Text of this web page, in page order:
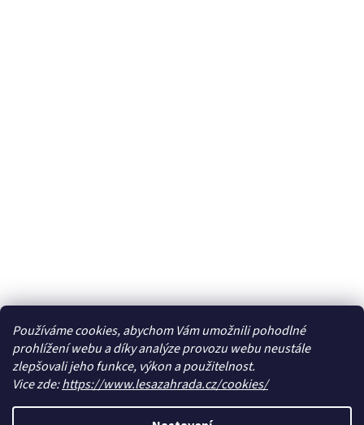
Používáme cookies, abychom Vám umožnili pohodlné
prohlížení webu a díky analýze provozu webu neustále
zlepšovali jeho funkce, výkon a použitelnost.
Vice zde:https://www.lesazahrada.cz/cookies/